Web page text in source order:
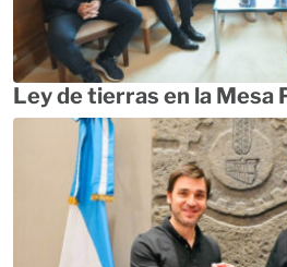
Ley de tierras en la Mesa